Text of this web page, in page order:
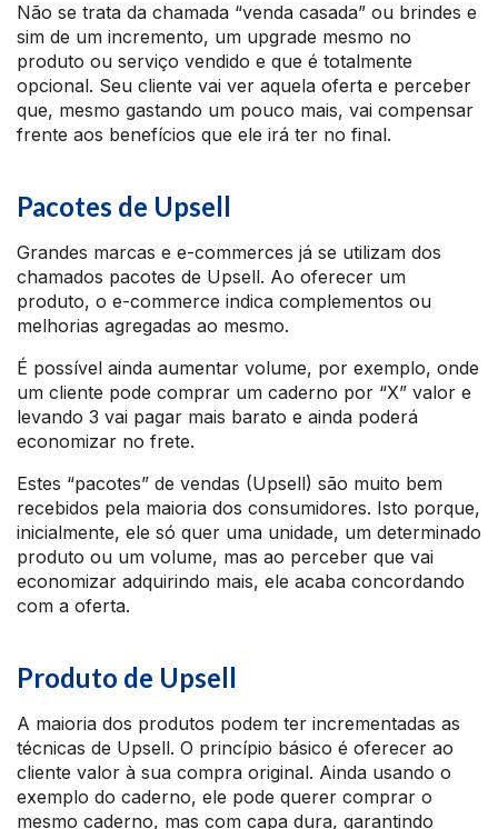
Não se trata da chamada “venda casada” ou brindes e
sim de um incremento, um upgrade mesmo no
produto ou serviço vendido e que é totalmente
opcional. Seu cliente vai ver aquela oferta e perceber
que, mesmo gastando um pouco mais, vai compensar
frente aos benefícios que ele irá ter no final.
Pacotes de Upsell
Grandes marcas e e-commerces já se utilizam dos
chamados pacotes de Upsell. Ao oferecer um
produto, o e-commerce indica complementos ou
melhorias agregadas ao mesmo.
É possível ainda aumentar volume, por exemplo, onde
um cliente pode comprar um caderno por “X” valor e
levando 3 vai pagar mais barato e ainda poderá
economizar no frete.
Estes “pacotes” de vendas (Upsell) são muito bem
recebidos pela maioria dos consumidores. Isto porque,
inicialmente, ele só quer uma unidade, um determinado
produto ou um volume, mas ao perceber que vai
economizar adquirindo mais, ele acaba concordando
com a oferta.
Produto de Upsell
A maioria dos produtos podem ter incrementadas as
técnicas de Upsell. O princípio básico é oferecer ao
cliente valor à sua compra original. Ainda usando o
exemplo do caderno, ele pode querer comprar o
mesmo caderno, mas com capa dura, garantindo